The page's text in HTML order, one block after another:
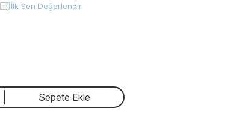
İlk Sen Değerlendir
Sepete Ekle